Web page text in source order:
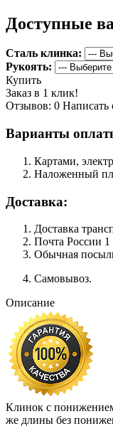
Доступные
Сталь клинка:
Рукоять:
Купить
Заказ в 1 клик!
Отзывов: 0 Написать
Варианты
Картами,
Наложенный
Доставка:
Доставка
Почта России 1
Обычная
Самовывоз.
Описание
Клинок с
же длины без